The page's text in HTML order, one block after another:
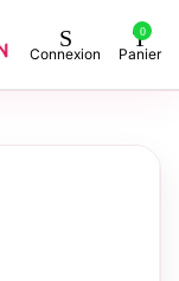
Connexion
0
Panier